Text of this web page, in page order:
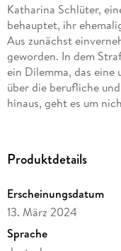
Katharina Schlüter,
behauptet, ihr
Aus zunächst
geworden. In dem
ein Dilemma, das
über die berufliche
hinaus, geht es um
macht es dem Gericht
Sarah Kirkegaard,
»Sie sagt. Er sagt«
(»Die
Produktdetails
Erscheinungsdatum
13. März 2024
Sprache